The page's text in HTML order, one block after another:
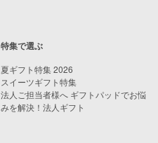
特集で選ぶ
夏ギフト特集 2026
スイーツギフト特集
法人ご担当者様へ ギフトパッドでお悩
みを解決！法人ギフト